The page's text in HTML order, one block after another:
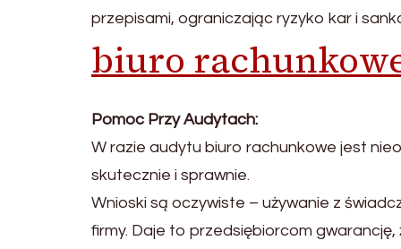
przepisami, ograniczając ryzyko kar i
biuro
Pomoc Przy Audytach:
W razie audytu biuro rachunkowe jest
skutecznie i sprawnie.
Wnioski są oczywiste – używanie z
firmy. Daje to przedsiębiorcom